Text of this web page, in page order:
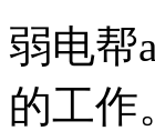
弱电帮
的工作